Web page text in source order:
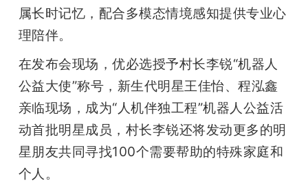
属长时记忆，配合多模态情境感知提供专业心
理陪伴。
在发布会现场，优必选授予村长李锐“机器人
公益大使”称号，新生代明星王佳怡、程泓鑫
亲临现场，成为“人机伴独工程”机器人公益活
动首批明星成员，村长李锐还将发动更多的明
星朋友共同寻找100个需要帮助的特殊家庭和
个人。